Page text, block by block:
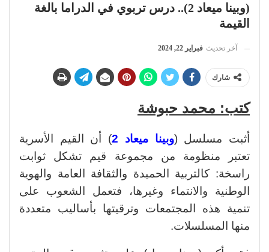
(وبينا ميعاد 2).. درس تربوي في الدراما بالغة
القيمة
آخر تحديث فبراير 22, 2024
شارك
كتب: محمد حبوشة
أثبت مسلسل (وبينا ميعاد 2
) أن القيم الأسرية
تعتبر منظومة من مجموعة قيم تشكل ثوابت
راسخة: كالتربية الحميدة والثقافة العامة والهوية
الوطنية والانتماء وغيرها، فتعمل الشعوب على
تنمية هذه المجتمعات وترقيتها بأساليب متعددة
منها المسلسلات.